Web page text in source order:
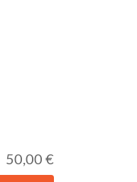
50,00 €